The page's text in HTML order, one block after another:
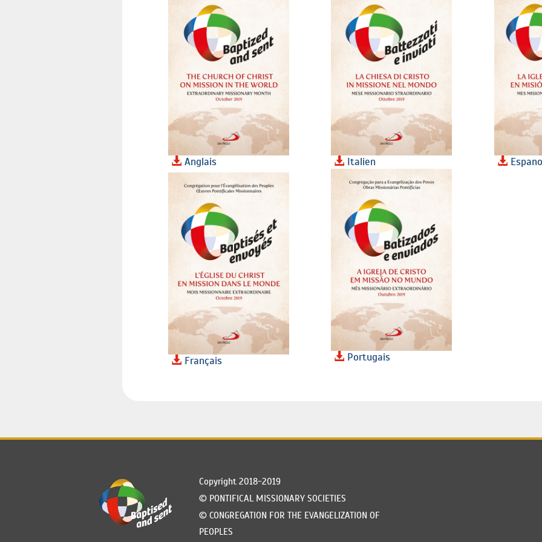
Anglais
Français
Italien
Portugais
Copyright 2018-2019
© PONTIFICAL MISSIONARY SOCIETIES
© CONGREGATION FOR THE EVANGELIZATION OF
PEOPLES